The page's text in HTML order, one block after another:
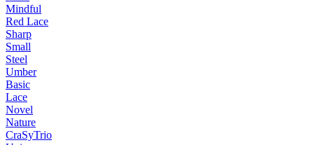
Mindful
Red Lace
Sharp
Small
Steel
Umber
Basic
Lace
Novel
Nature
CraSyTrio